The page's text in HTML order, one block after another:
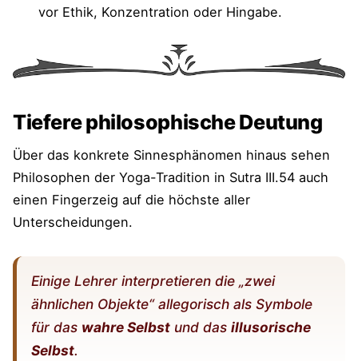
vor Ethik, Konzentration oder Hingabe.
Tiefere philosophische Deutung
Über das konkrete Sinnesphänomen hinaus sehen
Philosophen der Yoga-Tradition in Sutra III.54 auch
einen Fingerzeig auf die höchste aller
Unterscheidungen.
Einige Lehrer interpretieren die „zwei
ähnlichen Objekte“ allegorisch als Symbole
für das wahre Selbstund das illusorische
Selbst.